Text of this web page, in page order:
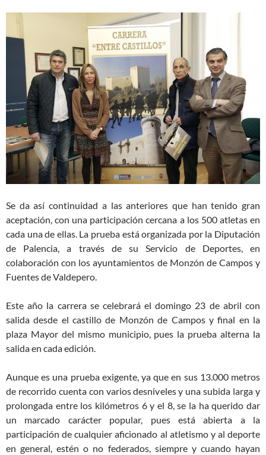
Se da así continuidad a las anteriores que han tenido gran
aceptación, con una participación cercana a los 500 atletas en
cada una de ellas. La prueba está organizada por la Diputación
de Palencia, a través de su Servicio de Deportes, en
colaboración con los ayuntamientos de Monzón de Campos y
Fuentes de Valdepero.
Este año la carrera se celebrará el domingo 23 de abril con
salida desde el castillo de Monzón de Campos y final en la
plaza Mayor del mismo municipio, pues la prueba alterna la
salida en cada edición.
Aunque es una prueba exigente, ya que en sus 13.000 metros
de recorrido cuenta con varios desniveles y una subida larga y
prolongada entre los kilómetros 6 y el 8, se la ha querido dar
un marcado carácter popular, pues está abierta a la
participación de cualquier aficionado al atletismo y al deporte
en general, estén o no federados, siempre y cuando hayan